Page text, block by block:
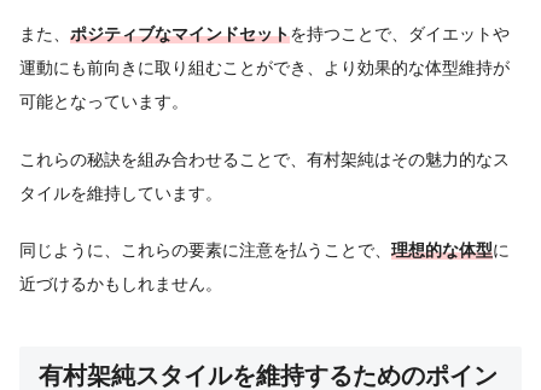
また、 ポジティブなマインドセットを持つことで、ダイエットや
運動にも前向きに取り組むことができ、より効果的な体型維持が
可能となっています。
これらの秘訣を組み合わせることで、有村架純はその魅力的なス
タイルを維持しています。
同じように、これらの要素に注意を払うことで、 理想的な体型に
近づけるかもしれません。
有村架純スタイルを維持するためのポイン